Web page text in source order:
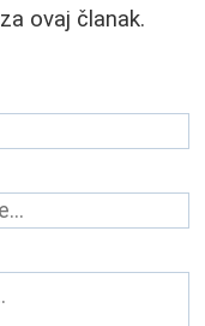
ovaj članak.